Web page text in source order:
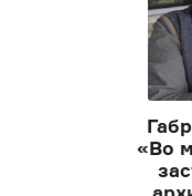
«Во